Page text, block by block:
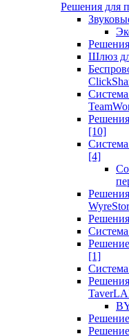
Решения для
Шлюз
[10]
[4]
[1]